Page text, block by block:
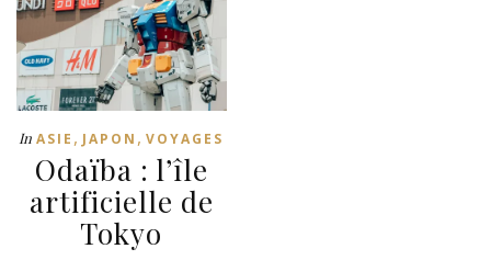
In ASIE , JAPON ,VOYAGES
Odaïba : l’île
artificielle de
Tokyo